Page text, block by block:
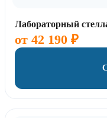
Лабораторный
от 42 190 ₽